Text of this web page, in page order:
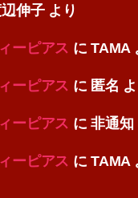
伸子より
ーピアス にTAMA
ーピアス に 匿名
ーピアス に非通知
ーピアス にTAMA